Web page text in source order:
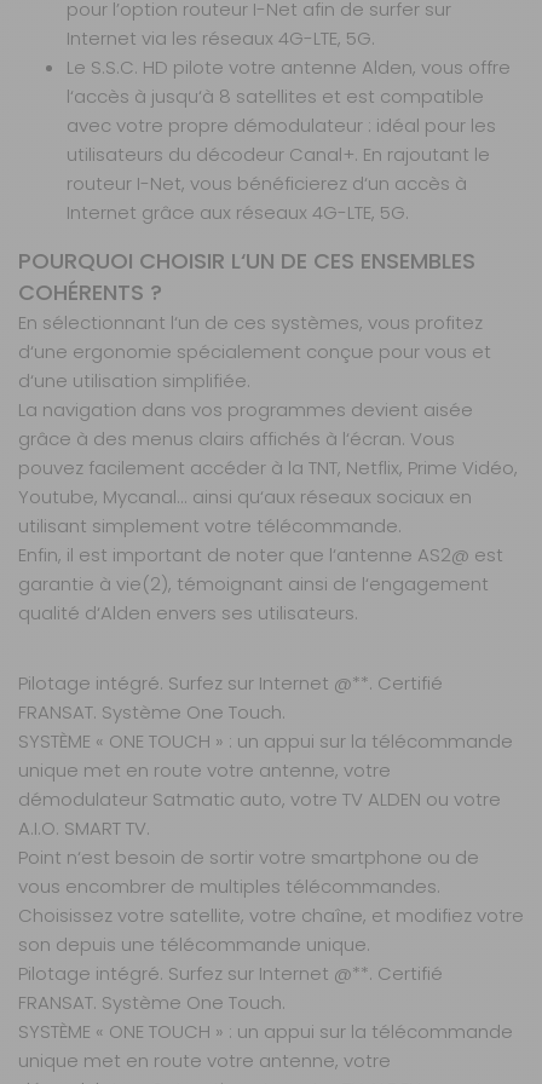
60 Platinium
Satmatic AIO
TV 24'' DVD
HD
Référence :
571682
Diamètre de la
parabole :60
Modèle :AIO
Coloris : Gris
Prix : 3 039 € TTC
Sur commande : Contactez-nous au 04 68
41 42 42
Retrait Magasin
Contactez-nous au
04 68 41 42 42
AJOUTER AU PANIER
Satmatic HD
Fransat
Référence :
571683
Diamètre de la
parabole : 60
Coloris :Gris
Modèle :
Satmatic HD
Prix : 2 399 €
Disponibilité :
DISPONIBLE EN LIVRAISON : EN STOCK
pour l’option routeur I-Net afin de surfer sur
Internet via les réseaux 4G-LTE, 5G.
Le S.S.C. HD pilote votre antenne Alden, vous offre
l‘accès à jusqu‘à 8 satellites et est compatible
avec votre propre démodulateur : idéal pour les
utilisateurs du décodeur Canal+. En rajoutant le
routeur I-Net, vous bénéficierez d‘un accès à
Internet grâce aux réseaux 4G-LTE, 5G.
POURQUOI CHOISIR L‘UN DE CES ENSEMBLES
COHÉRENTS ?
En sélectionnant l‘un de ces systèmes, vous profitez
d‘une ergonomie spécialement conçue pour vous et
d‘une utilisation simplifiée.
La navigation dans vos programmes devient aisée
grâce à des menus clairs affichés à l‘écran. Vous
pouvez facilement accéder à la TNT, Netflix, Prime Vidéo,
Youtube, Mycanal... ainsi qu‘aux réseaux sociaux en
utilisant simplement votre télécommande.
Enfin, il est important de noter que l‘antenne AS2@ est
garantie à vie(2), témoignant ainsi de l‘engagement
qualité d‘Alden envers ses utilisateurs.
Pilotage intégré. Surfez sur Internet @**. Certifié
FRANSAT. Système One Touch.
SYSTÈME « ONE TOUCH » : un appui sur la télécommande
unique met en route votre antenne, votre
démodulateur Satmatic auto, votre TV ALDEN ou votre
A.I.O. SMART TV.
Point n‘est besoin de sortir votre smartphone ou de
vous encombrer de multiples télécommandes.
Choisissez votre satellite, votre chaîne, et modifiez votre
son depuis une télécommande unique.
Pilotage intégré. Surfez sur Internet @**. Certifié
FRANSAT. Système One Touch.
SYSTÈME « ONE TOUCH » : un appui sur la télécommande
unique met en route votre antenne, votre